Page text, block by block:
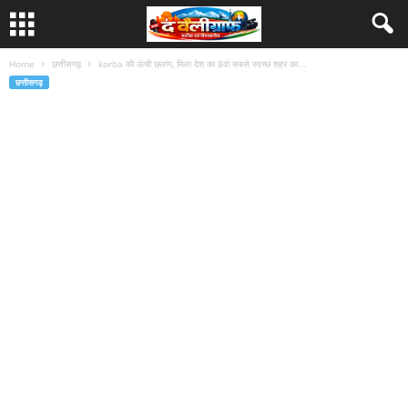
Home छत्तीसगढ़ korba की ऊंची छलांग, मिला देश का 8वां सबसे स्वच्छ शहर का...
छत्तीसगढ़